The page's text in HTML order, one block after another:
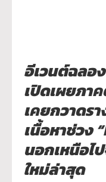
อีเวนต์ฉลอ
เปิดเผยภา
เคยกวาดร
เนื้อหาช่วง
นอกเหนือไ
ใหม่ล่าสุด